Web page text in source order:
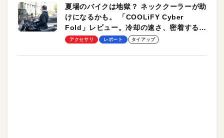
夏場のバイクは地獄？ ネッククーラーが助
けになるかも。 「COOLiFY Cyber
Fold」レビュー。冷却の速さ、密着する冷
却プレート、シンプルな操作性がグッド！
アクセサリ レポート タイアップ